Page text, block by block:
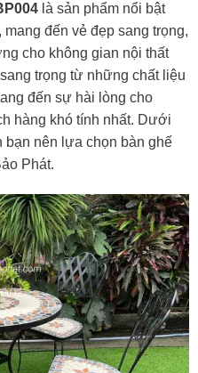
là sản phẩm nổi bật
đến vẻ đẹp sang trọng,
cho không gian nội thất
trọng từ những chất liệu
đến sự hài lòng cho
hàng khó tính nhất. Dưới
nên lựa chọn bàn ghế
Phát.